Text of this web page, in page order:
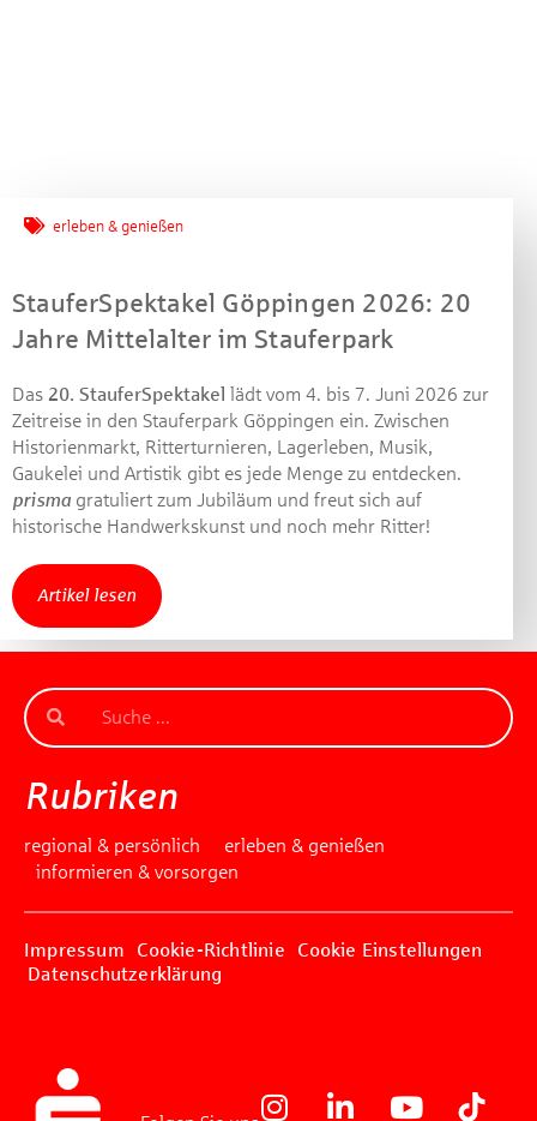
erleben & genießen
StauferSpektakel Göppingen 2026: 20
Jahre Mittelalter im Stauferpark
Das 20. StauferSpektakel lädt vom 4. bis 7. Juni 2026 zur
Zeitreise in den Stauferpark Göppingen ein. Zwischen
Historienmarkt, Ritterturnieren, Lagerleben, Musik,
Gaukelei und Artistik gibt es jede Menge zu entdecken.
prisma gratuliert zum Jubiläum und freut sich auf
historische Handwerkskunst und noch mehr Ritter!
Artikel lesen
Rubriken
regional & persönlich
erleben & genießen
informieren & vorsorgen
Impressum Cookie-Richtlinie
Cookie Einstellungen
Datenschutzerklärung
gewinnen!
Machen Sie mit bei unserem Gewinnspiel! Bis 31.
Dezember 2021 verlosen wir 10 Gutscheine des
Treffpunkt Gold der Kreissparkasse Göppingen im Wert
Beantworten Sie einfach folgende Frage:
Welches Jubiläum feiert die Kreissparkasse
Göppingen in diesem Jahr?
Gewinnspiel geschlossen